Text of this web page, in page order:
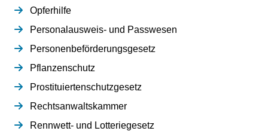
Opferhilfe
Personalausweis- und Passwesen
Personenbeförderungsgesetz
Pflanzenschutz
Prostituiertenschutzgesetz
Rechtsanwaltskammer
Rennwett- und Lotteriegesetz